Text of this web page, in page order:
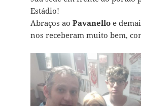
Estádio!
Abraços ao Pavanelloe
nos receberam muito bem,